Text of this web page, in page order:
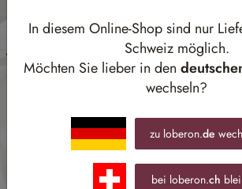
In diesem Online-Shop sind nur
Schweiz möglich.
Möchten Sie lieber in den
wechseln?
zu loberon.de
bei loberon.ch